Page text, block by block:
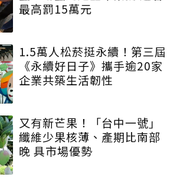
最高罰15萬元
1.5萬人松菸挺永續！第三屆
《永續好日子》攜手逾20家
企業共築生活韌性
又有新芒果！「台中一號」
纖維少果核薄、產期比南部
晚 具市場優勢